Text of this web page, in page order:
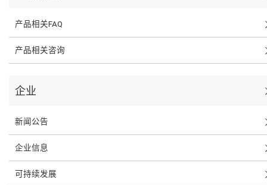
产品相关FAQ
产品相关咨询
企业
新闻公告
企业信息
可持续发展